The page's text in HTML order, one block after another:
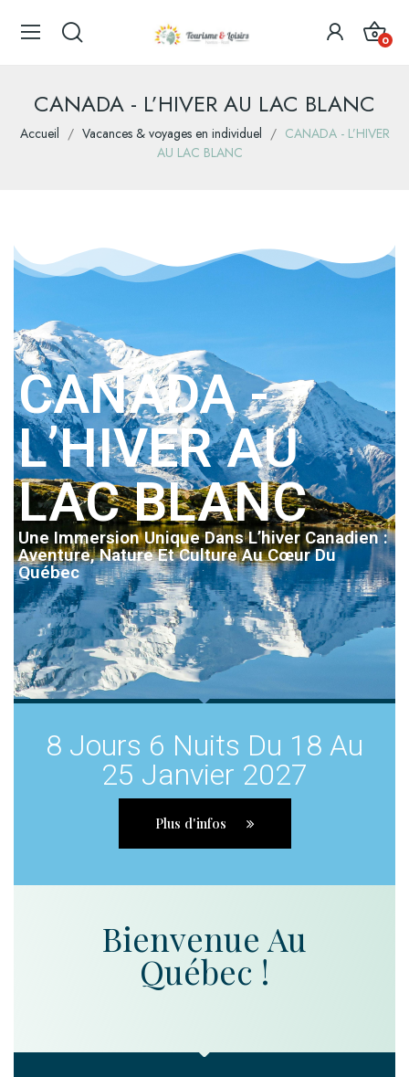
0
CANADA - L’HIVER AU LAC BLANC
Accueil Vacances & voyages en individuel
CANADA - L’HIVER
AU LAC BLANC
CANADA -
L’HIVER AU
LAC BLANC
Une Immersion Unique Dans L’hiver Canadien :
Aventure, Nature Et Culture Au Cœur Du
Québec
8 Jours 6 Nuits Du 18 Au
25 Janvier 2027
Plus d'infos
Bienvenue Au
Québec !